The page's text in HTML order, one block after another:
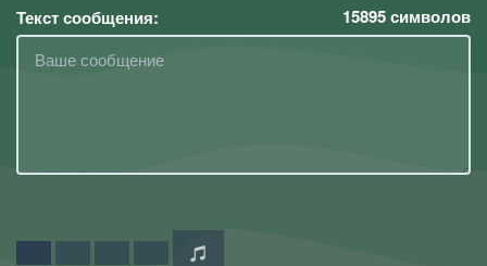
Текст сообщения: 15895символов